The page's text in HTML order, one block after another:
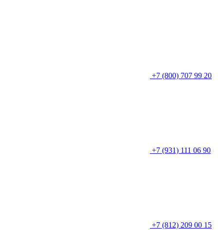
+7 (800) 707 99 20
+7 (931) 111 06 90
+7 (812) 209 00 15